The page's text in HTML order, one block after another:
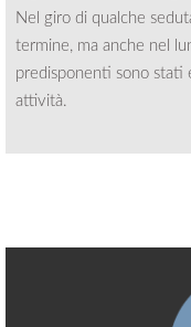
Nel giro di qualche
termine, ma anche nel
predisponenti sono stati
attività.